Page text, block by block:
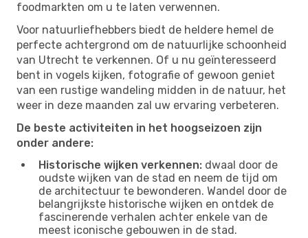
foodmarkten om u te laten verwennen.
Voor natuurliefhebbers biedt de heldere hemel de
perfecte achtergrond om de natuurlijke schoonheid
van Utrecht te verkennen. Of u nu geïnteresseerd
bent in vogels kijken, fotografie of gewoon geniet
van een rustige wandeling midden in de natuur, het
weer in deze maanden zal uw ervaring verbeteren.
De beste activiteiten in het hoogseizoen zijn
onder andere:
Historische wijken verkennen: dwaal door de
oudste wijken van de stad en neem de tijd om
de architectuur te bewonderen. Wandel door de
belangrijkste historische wijken en ontdek de
fascinerende verhalen achter enkele van de
meest iconische gebouwen in de stad.